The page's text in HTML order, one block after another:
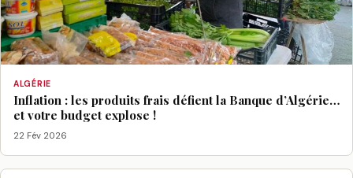
ALGÉRIE
Inflation : les produits frais défient la Banque d’Algérie…
et votre budget explose !
22 Fév 2026